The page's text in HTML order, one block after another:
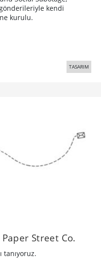
kendi
kurulu.
TASARIM
Street Co.
tanıyoruz.